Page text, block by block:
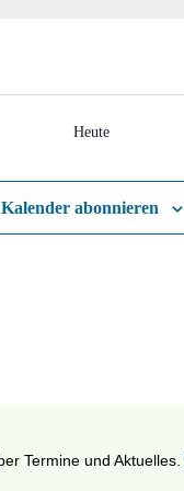
Heute
Kalender abonnieren
Termine und Aktuelles.